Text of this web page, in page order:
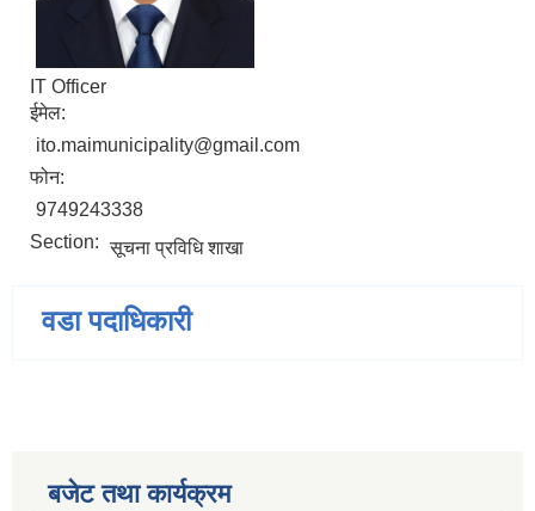
IT Officer
ईमेल:
ito.maimunicipality@gmail.com
फोन:
9749243338
Section: सूचना प्रविधि शाखा
वडा पदाधिकारी
बजेट तथा कार्यक्रम